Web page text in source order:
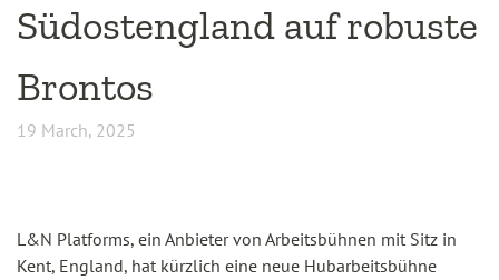
Südostengland auf robuste
Brontos
19 March, 2025
L&N Platforms, ein Anbieter von Arbeitsbühnen mit Sitz in
Kent, England, hat kürzlich eine neue Hubarbeitsbühne